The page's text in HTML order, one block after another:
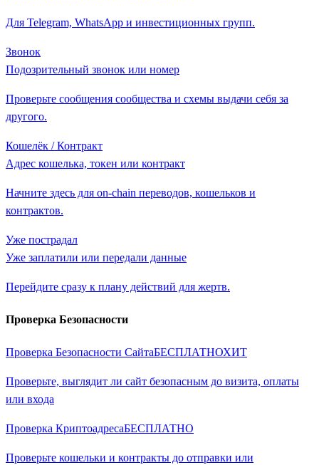
Для Telegram, WhatsApp и инвестиционных групп.
Звонок
Подозрительный звонок или номер
Проверьте сообщения сообщества и схемы выдачи себя за
другого.
Кошелёк / Контракт
Адрес кошелька, токен или контракт
Начните здесь для on-chain переводов, кошельков и
контрактов.
Уже пострадал
Уже заплатили или передали данные
Перейдите сразу к плану действий для жертв.
Проверка Безопасности
Проверка Безопасности СайтаБЕСПЛАТНОХИТ
Проверьте, выглядит ли сайт безопасным до визита, оплаты
или входа
Проверка КриптоадресаБЕСПЛАТНО
Проверьте кошельки и контракты до отправки или